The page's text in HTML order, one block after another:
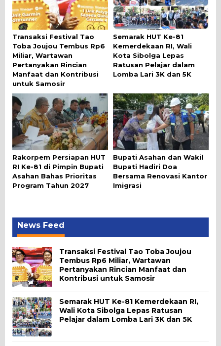
Transaksi Festival Tao
Toba Joujou Tembus Rp6
Miliar, Wartawan
Pertanyakan Rincian
Manfaat dan Kontribusi
untuk Samosir
Semarak HUT Ke-81
Kemerdekaan RI, Wali
Kota Sibolga Lepas
Ratusan Pelajar dalam
Lomba Lari 3K dan 5K
Rakorpem Persiapan HUT
RI Ke-81 di Pimpin Bupati
Asahan Bahas Prioritas
Program Tahun 2027
Bupati Asahan dan Wakil
Bupati Hadiri Doa
Bersama Renovasi Kantor
Imigrasi
News Feed
Transaksi Festival Tao Toba Joujou
Tembus Rp6 Miliar, Wartawan
Pertanyakan Rincian Manfaat dan
Kontribusi untuk Samosir
Semarak HUT Ke-81 Kemerdekaan RI,
Wali Kota Sibolga Lepas Ratusan
Pelajar dalam Lomba Lari 3K dan 5K